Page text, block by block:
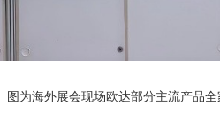
图为海外展会现场欧达部分主流产品